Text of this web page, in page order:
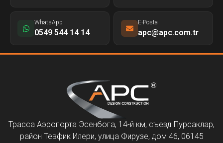
WhatsApp
0549 544 14 14
E-Posta
apc@apc.com.tr
Трасса Аэропорта Эсенбога, 14-й км, съезд Пурсаклар,
район Тевфик Илери, улица Фирузе, дом 46, 06145